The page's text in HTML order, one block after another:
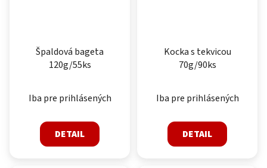
Špaldová bageta
120g/55ks
Iba pre prihlásených
DETAIL
Kocka s tekvicou
70g/90ks
Iba pre prihlásených
DETAIL